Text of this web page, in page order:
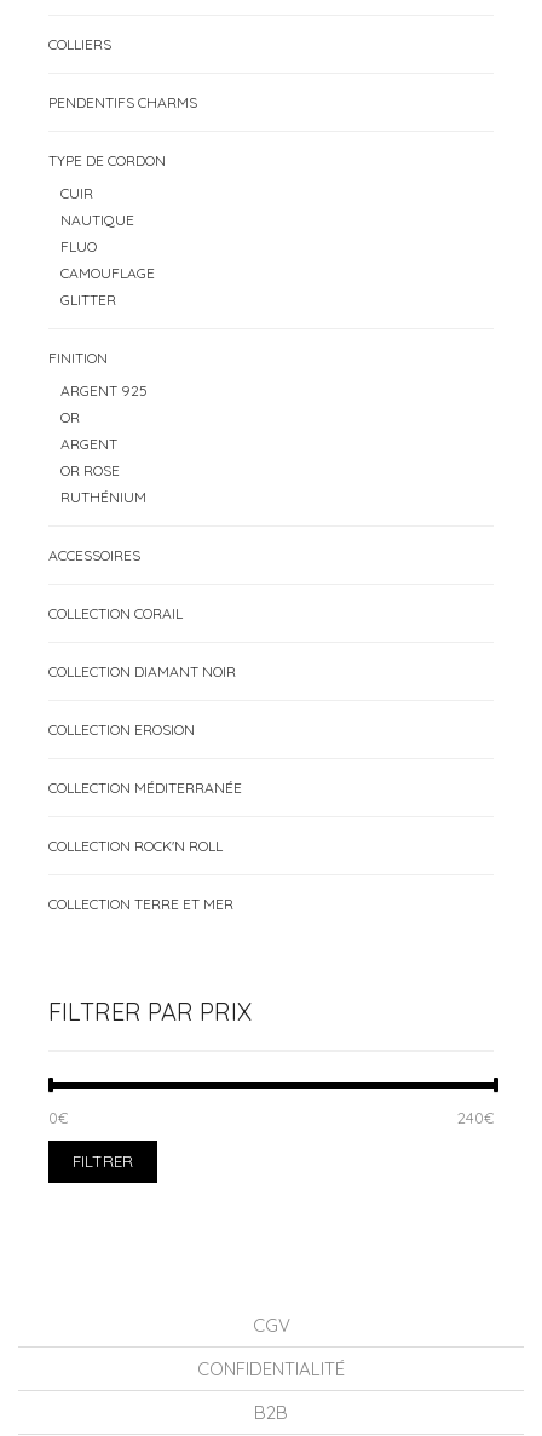
COLLIERS
PENDENTIFS CHARMS
TYPE DE CORDON
CUIR
NAUTIQUE
FLUO
CAMOUFLAGE
GLITTER
FINITION
ARGENT 925
OR
ARGENT
OR ROSE
RUTHÉNIUM
ACCESSOIRES
COLLECTION CORAIL
COLLECTION DIAMANT NOIR
COLLECTION EROSION
COLLECTION MÉDITERRANÉE
COLLECTION ROCK'N ROLL
COLLECTION TERRE ET MER
FILTRER PAR PRIX
PRIX
MIN
PRIX
MAX
FILTRER
0€ 240€
CGV
CONFIDENTIALITÉ
B2B